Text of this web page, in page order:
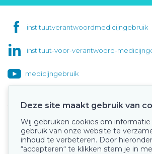
instituutverantwoordmedicijngebruik
instituut-voor-verantwoord-
medicijngebruik
Onze keurmerken
Deze site maakt gebruik van
Wij gebruiken cookies om
gebruik van onze website te
inhoud te verbeteren. Door
“accepteren“ te klikken stem je in